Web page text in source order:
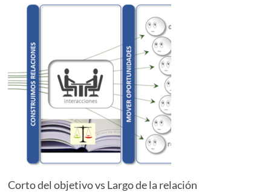
Corto del objetivo vs Largo de la relación